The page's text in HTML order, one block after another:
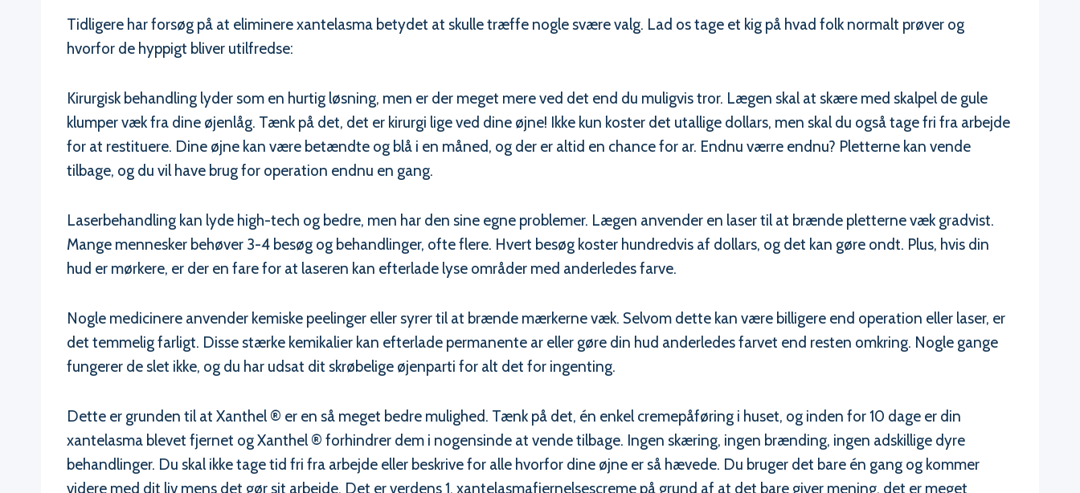
Tidligere har forsøg på at eliminere xantelasma betydet at skulle træffe nogle svære valg. Lad os tage et kig på hvad folk normalt prøver og
hvorfor de hyppigt bliver utilfredse:
Kirurgisk behandling lyder som en hurtig løsning, men er der meget mere ved det end du muligvis tror. Lægen skal at skære med skalpel de gule
klumper væk fra dine øjenlåg. Tænk på det, det er kirurgi lige ved dine øjne! Ikke kun koster det utallige dollars, men skal du også tage fri fra arbejde
for at restituere. Dine øjne kan være betændte og blå i en måned, og der er altid en chance for ar. Endnu værre endnu? Pletterne kan vende
tilbage, og du vil have brug for operation endnu en gang.
Laserbehandling kan lyde high-tech og bedre, men har den sine egne problemer. Lægen anvender en laser til at brænde pletterne væk gradvist.
Mange mennesker behøver 3-4 besøg og behandlinger, ofte flere. Hvert besøg koster hundredvis af dollars, og det kan gøre ondt. Plus, hvis din
hud er mørkere, er der en fare for at laseren kan efterlade lyse områder med anderledes farve.
Nogle medicinere anvender kemiske peelinger eller syrer til at brænde mærkerne væk. Selvom dette kan være billigere end operation eller laser, er
det temmelig farligt. Disse stærke kemikalier kan efterlade permanente ar eller gøre din hud anderledes farvet end resten omkring. Nogle gange
fungerer de slet ikke, og du har udsat dit skrøbelige øjenparti for alt det for ingenting.
Dette er grunden til at Xanthel ® er en så meget bedre mulighed. Tænk på det, én enkel cremepåføring i huset, og inden for 10 dage er din
xantelasma blevet fjernet og Xanthel ® forhindrer dem i nogensinde at vende tilbage. Ingen skæring, ingen brænding, ingen adskillige dyre
behandlinger. Du skal ikke tage tid fri fra arbejde eller beskrive for alle hvorfor dine øjne er så hævede. Du bruger det bare én gang og kommer
videre med dit liv mens det gør sit arbejde. Det er verdens 1. xantelasmafjernelsescreme på grund af at det bare giver mening, det er meget